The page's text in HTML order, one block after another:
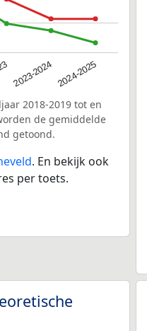
2023-2024 2024-2025
2018-2019 tot en
de gemiddelde
getoond.
. En bekijk ook
per toets.